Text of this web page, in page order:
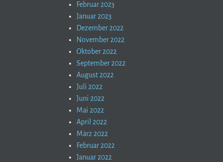
Februar 2023
Januar 2023
Dezember 2022
November 2022
Oktober 2022
September 2022
August 2022
Juli 2022
Juni 2022
Mai 2022
April 2022
März 2022
Februar 2022
Januar 2022